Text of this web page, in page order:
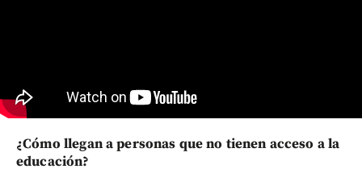
¿Cómo llegan a personas que no tienen acceso a la
educación?